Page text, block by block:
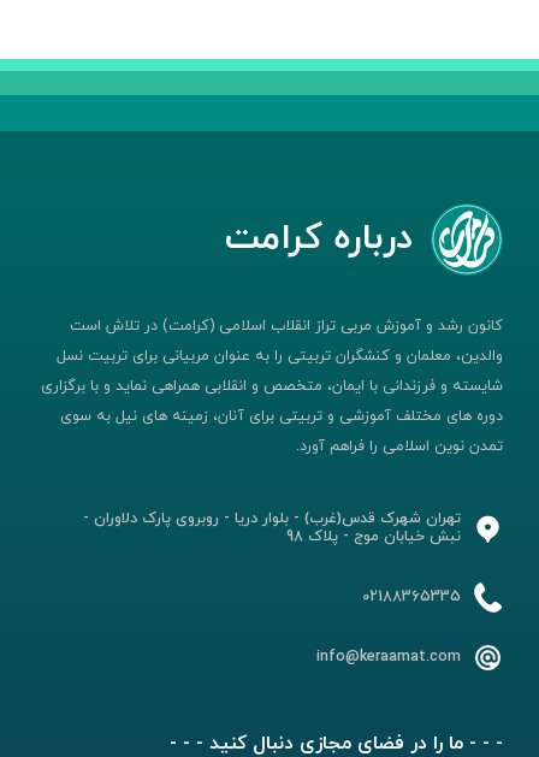
درباره کرامت
کانون رشد و آموزش مربی تراز انقلاب اسلامی (کرامت) در تلاش است
والدین، معلمان و کنشگران تربیتی را به عنوان مربیانی برای تربیت نسل
شایسته و فرزندانی با ایمان، متخصص و انقلابی همراهی نماید و با برگزاری
دوره های مختلف آموزشی و تربیتی برای آنان، زمینه های نیل به سوی
تمدن نوین اسلامی را فراهم آورد.
تهران شهرک قدس(غرب) - بلوار دریا - روبروی پارک دلاوران -
نبش خیابان موج - پلاک 98
02188365335
info@keraamat.com
- - - ما را در فضای مجازی دنبال کنید - - -